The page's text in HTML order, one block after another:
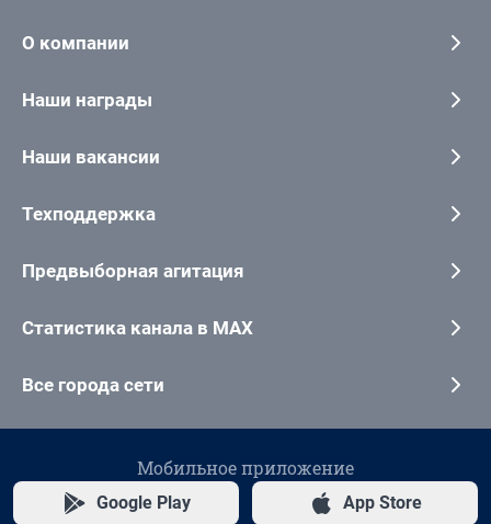
О компании
Наши награды
Наши вакансии
Техподдержка
Предвыборная агитация
Статистика канала в MAX
Все города сети
Мобильное приложение
Google Play App Store